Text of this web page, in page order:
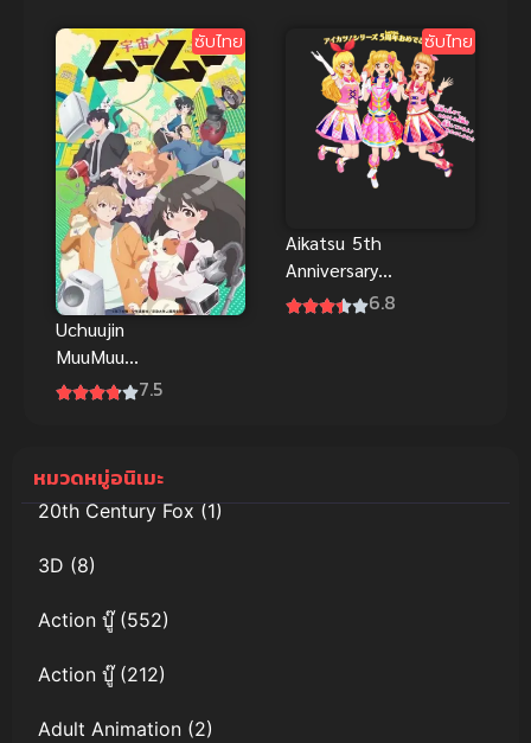
ปะทะจักรกล
พากย์ไทย
ซับไทย
Uchuujin
MuuMuu
เหมียวต่างดาว
7.5
ซับไทย
Aikatsu 5th
Anniversary
Special ซับ6.8
หมวดหมู่อนิเมะ
20th Century Fox(1)
3D (8)
Action บู๊(552)
Action บู๊(212)
Adult Animation (2)